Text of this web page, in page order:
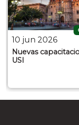
10 jun 2026
Nuevas
USI